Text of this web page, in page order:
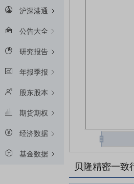
沪深港通
公告大全
研究报告
年报季报
股东股本
期货期权
经济数据
基金数据
贝隆精密一致